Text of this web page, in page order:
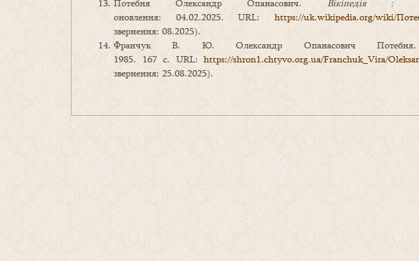
Потебня Олександр Опанасович. Вікіпедія :
оновлення: 04.02.2025. URL: https://uk.wikipedia.org/wiki/
звернення: 08.2025).
Франчук В. Ю. Олександр Опанасович
1985. 167 с. URL:https://shron1.chtyvo.org.ua/Franchuk_Vira/
звернення: 25.08.2025).